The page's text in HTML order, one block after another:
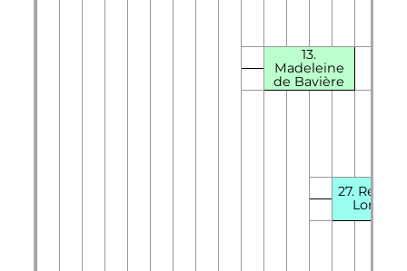
13.
Madeleine
de Bavière
27. Renée
Lorraine